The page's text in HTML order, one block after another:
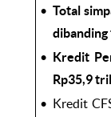
Total
dibanding
Kredit
Rp35,9
Kredit